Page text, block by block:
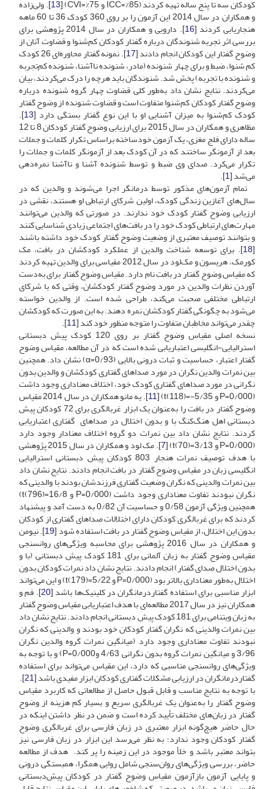
کودکان سه تا پنج ساله تهیه کردند (85%=ICC و 75%=CVI) [ 13]. ولی‌زاده
و همکاران در سال 2014 این آزمون را بر روی 360 کودک 36 تا 60 ماهه
هنجاریابی کردند [16 ]. دارویی و همکاران در سال 2014 پژوهشی برای
بررسی اثر تجربه شنوندگان درباره گفتار کودکان کم‌شنوا و قضاوت آنان از
وضوح گفتار این کودکان انجام دادند [17 ]. نمونه گفتار محاوره‌ای 26 کودک
کم شنوا، ضبط و برای چهار شنونده (مادر، شنونده ناآشنا، شنونده کم‌تجربه
و شنونده با تجربه) پخش شد. شنوندگان باید هرچه را درک می‌کردند، بیان
می‌کردند. نتایج نشان داد به‌طور کلی قضاوت چهار گروه شنونده درباره
وضوح گفتار کودکان کم‌شنوا متفاوت است و قضاوت شنونده از وضوح گفتار
کودک کم‌شنوا به میزان آشنایی او با این نوع گفتار بستگی دارد [13
].
مظاهری و همکاران در سال 2015 برای ارزیابی وضوح گفتار کودکان 8 تا 12
ساله دارای فلج مغزی، یک آزمون خودساخته براساس تکرار کلمات و جملات
بعد از آزمونگر ساختند که در آن کودک بعد از آزمونگر کلمات و جملات را
تکرار می‌کرد. صدای وی ضبط و توسط شنونده آشنا و ناآشنا نمره‌دهی
می‌شد [1
].
تمام آزمون‌های مذکور توسط درمانگر اجرا می‌شوند و والدین ‌که در
سال‌های آغازین زندگی کودک، اولین شرکای ارتباطی او هستند، نقشی در
ارزیابی وضوح گفتار کودک خود ندارند. در صورتی که والدین می‌توانند
مهارت‌های ارتباطی کودک خود را در بافت‌های اجتماعی زیادی شناسایی کنند
و بتوانند توصیف معتبری از وضعیت وضوح گفتار کودک خود داشته باشند
[
18]. برای توسعه شناخت والدین از عملکرد کودکشان در بافت، مک
کورمک، هریسون و مک‌لود در سال 2012 مقیاسی برای والدین تهیه کردند
که مقیاس وضوح گفتار در بافت نام دارد. مقیاس وضوح گفتار برای به‌دست
آوردن نظرات والدین در مورد وضوح گفتار کودکشان، وقتی که با شرکای
ارتباطی مختلفی صحبت می‌کند، طراحی شده است. از والدین خواسته
می‌شود به چگونگی گفتار کودکشان نمره دهند. به این صورت که کودکشان
چقدر می‌تواند مخاطبان متفاوت را متوجه منظور خود کند [11
].
نسخه اصلی مقیاس وضوح گفتار بر روی 120 کودک پیش دبستانی
استرالیایی-انگلیسی اعتباریابی شده است که در آن مطالعه، مقیاس وضوح
گفتار اعتبار، حساسیت و ثبات درونی بالایی (0/93=α) نشان داد. همچنین
بین نمرات والدین نگران در مورد صداهای گفتاری کودکشان و والدین بدون
نگرانی در مورد صداهای گفتاری کودک خود، اختلاف معناداری وجود داشت
(P=0/000 و t(118)=-5/35) [ 11 ]. یه مانو همکاران در سال 2014 مقیاس
وضوح گفتار در بافت را به‌عنوان یک ابزار غربالگری برای 72 کودکان پیش
دبستانی اهل هنگ‌کنگ با و بدون اختلال در صداهای گفتاری اعتباریابی
کردند. نتایج نشان داد بین نمرات دو گروه اختلاف معنادار وجود دارد
(P=0/000 و t(70)=3/13) [ 7 ]. مک لود و همکاران در سال 2015 پژوهشی
با هدف توصیف نمرات هنجار 803 کودکان پیش دبستانی استرالیایی
انگلیسی زبان در مقیاس وضوح گفتار در بافت انجام دادند. نتایج نشان داد
بین نمرات والدینی که نگران وضعیت گفتاری فرزندشان بودند با والدینی که
نگران نبودند تفاوت معناداری وجود داشت (P=0/000 و t(796)=16/8)
همچنین ویژگی آزمون 0/58 و حساسیت آن 0/82 به دست آمد و پیشنهاد
کردند که برای غربالگری کودکان دارای اختلالات صداهای گفتاری از کودکان
بدون این اختلال، از مقیاس وضوح گفتار در بافت استفاده شود [19]. نیومن
و همکاران در سال 2016 پژوهشی برای محاسبه ویژگی‌های روانسنجی
مقیاس وضوح گفتار به زبان آلمانی برای 181 کودک پیش دبستانی (با و
بدون اختلال صدای گفتار) انجام دادند. نتایج نشان داد نمرات کودکان بدون
اختلال به‌طور معناداری بالاتر بود (P=0/000 و t(179)=5/22) و این می‌تواند
ابزار مناسبی برای استفاده گفتاردرمانگران در کلینیک‌ها باشد [20]. فم و
همکاران نیز در سال 2017 مطالعه‌ای با هدف اعتباریابی مقیاس وضوح گفتار
به زبان ویتنامی برای 181 کودک پیش دبستانی انجام دادند. نتایج نشان داد
بین نمرات والدینی که نگران گفتار کودکان خود بودند و والدینی که نگران
نبودند تفاوت معناداری وجود دارد (میانگین نمرات گروه والدین نگران
3/96 و میانگین نمرات گروه بدون نگرانی 4/63 و0/000=P) و با توجه به
ویژگی‌های روانسنجی مناسبی که دارد، این مقیاس می‌تواند برای استفاده
گفتاردرمانگران در ارزیابی مشکلات گفتاری کودکان ابزار مفیدی باشد [21
].
با توجه به نتایج مناسب و قابل قبول حاصل از مطالعاتی که کاربرد مقیاس
وضوح گفتار را به‌عنوان یک غربالگری سریع و بسیار کم هزینه از وضوح
گفتار در زبان‌های مختلف تأیید کرده است و ضمن در نظر داشتن اینکه در
حال حاضر هیچ‌گونه ابزار معتبری در زبان فارسی برای غربالگری وضوح
گفتار کودکان وجود ندارد؛ به نظر می‌رسد این ابزار در زبان فارسی نیز
بتواند معتبر باشد و خلأ موجود در این زمینه را پر کند. هدف از مطالعه
حاضر، بررسی ویژگی‌های روان‌سنجی شامل روایی همگرا، همبستگی درونی
و پایایی آزمون بازآزمون مقیاس وضوح گفتار در کودکان پیش‌دبستانی